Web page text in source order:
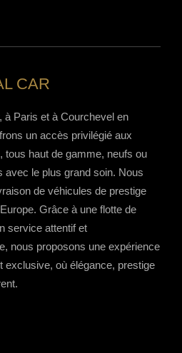
CAR
à Paris et à Courchevel en
un accès privilégié aux
tous haut de gamme, neufs ou
avec le plus grand soin. Nous
de véhicules de prestige
Grâce à une flotte de
service attentif et
nous proposons une expérience
exclusive, où élégance, prestige